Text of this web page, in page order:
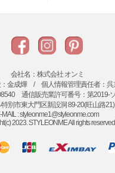
会社名：株式会社 オンミ
：金成燁 / 個人情報管理責任者：呉
通信販売業許可番号：第2019-
別市東大門区新設洞 89-20(旺山路
MAIL : styleonme1@styleonme.com
2023. STYLEONME All rights